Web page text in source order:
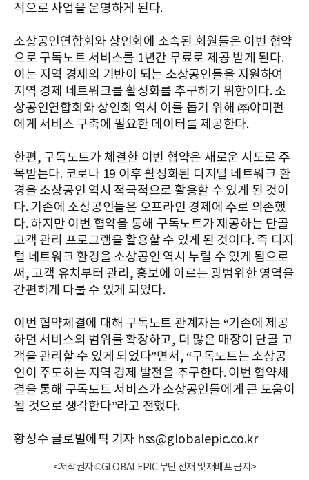
적으로 사업을 운영하게 된다.
소상공인연합회와 상인회에 소속된 회원들은 이번 협약
으로 구독노트 서비스를 1년간 무료로 제공 받게 된다.
이는 지역 경제의 기반이 되는 소상공인들을 지원하여
지역 경제 네트워크를 활성화를 추구하기 위함이다. 소
상공인연합회와 상인회 역시 이를 돕기 위해 ㈜야미펀
에게 서비스 구축에 필요한 데이터를 제공한다.
한편, 구독노트가 체결한 이번 협약은 새로운 시도로 주
목받는다. 코로나 19 이후 활성화된 디지털 네트워크 환
경을 소상공인 역시 적극적으로 활용할 수 있게 된 것이
다. 기존에 소상공인들은 오프라인 경제에 주로 의존했
다. 하지만 이번 협약을 통해 구독노트가 제공하는 단골
고객 관리 프로그램을 활용할 수 있게 된 것이다. 즉 디지
털 네트워크 환경을 소상공인 역시 누릴 수 있게 됨으로
써, 고객 유치부터 관리, 홍보에 이르는 광범위한 영역을
간편하게 다룰 수 있게 되었다.
이번 협약체결에 대해 구독노트 관계자는 “기존에 제공
하던 서비스의 범위를 확장하고, 더 많은 매장이 단골 고
객을 관리할 수 있게 되었다”면서, “구독노트는 소상공
인이 주도하는 지역 경제 발전을 추구한다. 이번 협약체
결을 통해 구독노트 서비스가 소상공인들에게 큰 도움이
될 것으로 생각한다”라고 전했다.
황성수 글로벌에픽 기자 hss@globalepic.co.kr
<저작권자 ©GLOBALEPIC 무단 전재 및 재배포 금지>